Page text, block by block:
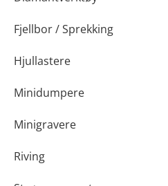
Fjellbor / Sprekking
Hjullastere
Minidumpere
Minigravere
Riving